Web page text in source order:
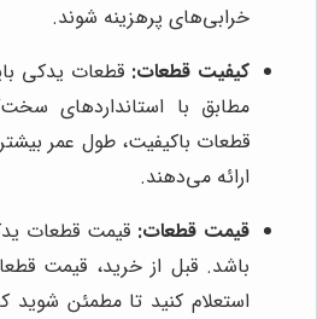
خرابی‌های پرهزینه شوند.
کیفیت قطعات: قطعات یدکی
مطابق با استانداردهای
قطعات باکیفیت، طول عمر
ارائه می‌دهند.
قیمت قطعات: قیمت قطعات
باشد. قبل از خرید، قیمت
استعلام کنید تا مطمئن شوید